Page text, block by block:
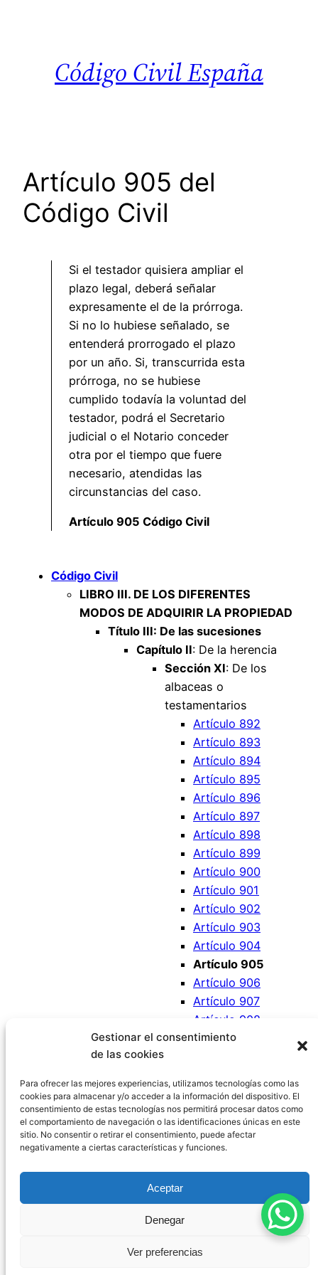
Gestionar el consentimiento
de las cookies
Para ofrecer las mejores experiencias, utilizamos tecnologías como las
cookies para almacenar y/o acceder a la información del dispositivo. El
consentimiento de estas tecnologías nos permitirá procesar datos como
el comportamiento de navegación o las identificaciones únicas en este
sitio. No consentir o retirar el consentimiento, puede afectar
negativamente a ciertas características y funciones.
Aceptar
Denegar
Ver preferencias
Código Civil España
Artículo 905 del
Código Civil
Si el testador quisiera ampliar el
plazo legal, deberá señalar
expresamente el de la prórroga.
Si no lo hubiese señalado, se
entenderá prorrogado el plazo
por un año. Si, transcurrida esta
prórroga, no se hubiese
cumplido todavía la voluntad del
testador, podrá el Secretario
judicial o el Notario conceder
otra por el tiempo que fuere
necesario, atendidas las
circunstancias del caso.
Artículo 905 Código Civil
Código Civil
LIBRO III. DE LOS DIFERENTES
MODOS DE ADQUIRIR LA PROPIEDAD
Título III: De las sucesiones
Capítulo II: De la herencia
Sección XI: De los
albaceas o
testamentarios
Artículo 892
Artículo 893
Artículo 894
Artículo 895
Artículo 896
Artículo 897
Artículo 898
Artículo 899
Artículo 900
Artículo 901
Artículo 902
Artículo 903
Artículo 904
Artículo 905
Artículo 906
Artículo 907
Artículo 908
Artículo 909
Política de Privacidad
Política de
Contacto